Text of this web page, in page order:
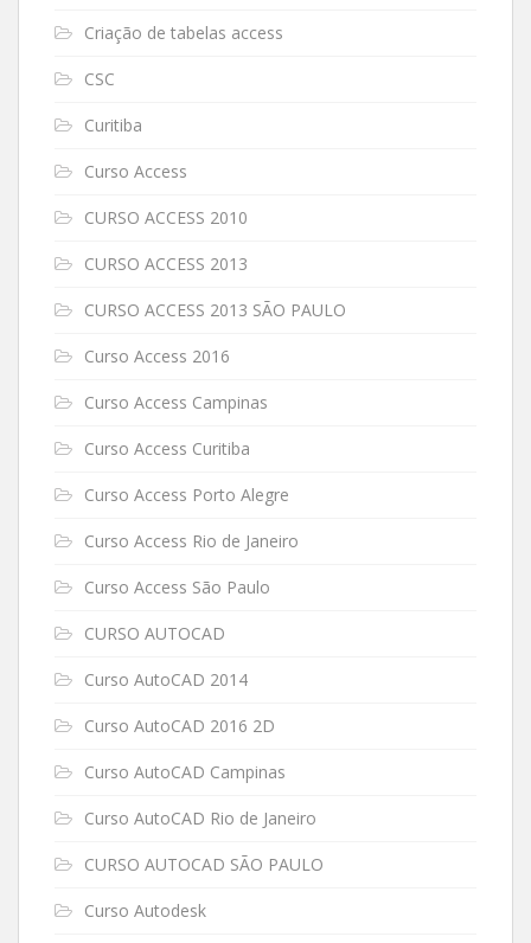
Criação de tabelas access
CSC
Curitiba
Curso Access
CURSO ACCESS 2010
CURSO ACCESS 2013
CURSO ACCESS 2013 SÃO PAULO
Curso Access 2016
Curso Access Campinas
Curso Access Curitiba
Curso Access Porto Alegre
Curso Access Rio de Janeiro
Curso Access São Paulo
CURSO AUTOCAD
Curso AutoCAD 2014
Curso AutoCAD 2016 2D
Curso AutoCAD Campinas
Curso AutoCAD Rio de Janeiro
CURSO AUTOCAD SÃO PAULO
Curso Autodesk